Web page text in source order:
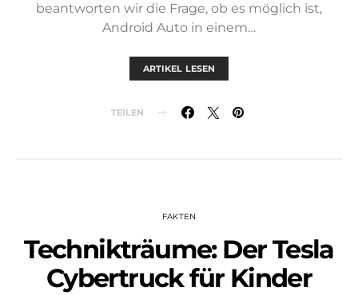
beantworten wir die Frage, ob es möglich ist,
Android Auto in einem…
ARTIKEL LESEN
TEILEN
FAKTEN
Technikträume: Der Tesla
Cybertruck für Kinder